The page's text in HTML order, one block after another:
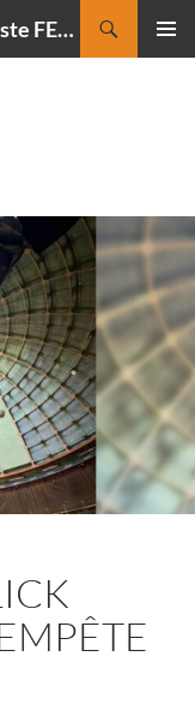
CIELMANIA : le blog de Jean-Baptiste FELDMANN, photographe du ciel